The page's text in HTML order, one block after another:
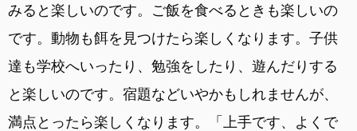
みると楽しいのです。ご飯を食べるときも楽しいの
です。動物も餌を見つけたら楽しくなります。子供
達も学校へいったり、勉強をしたり、遊んだりする
と楽しいのです。宿題などいやかもしれませんが、
満点とったら楽しくなります。「上手です、よくで